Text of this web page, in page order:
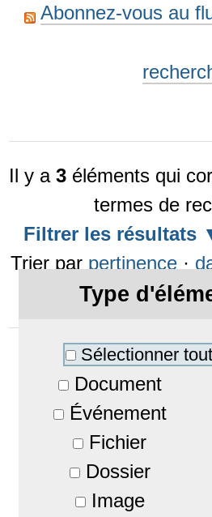
Abonnez-vous au
Il y a3 éléments qui
termes de
Filtrer les résultats
Type
Sélectionner
Document
Événement
Fichier
Dossier
Image
Trier par pertinence ·
en premier) ·
Adhésion à
Par
—
02/10/2019
associés :